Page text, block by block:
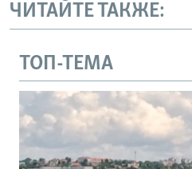
ЧИТАЙТЕ ТАКЖЕ:
ТОП-ТЕМА